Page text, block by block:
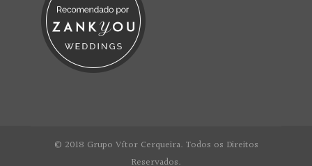
© 2018 Grupo Vítor Cerqueira. Todos os Direitos
Reservados.